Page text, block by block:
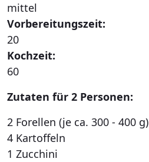
mittel
Vorbereitungszeit:
20
Kochzeit:
60
Zutaten für 2 Personen:
2 Forellen (je ca. 300 - 400 g)
4 Kartoffeln
1 Zucchini